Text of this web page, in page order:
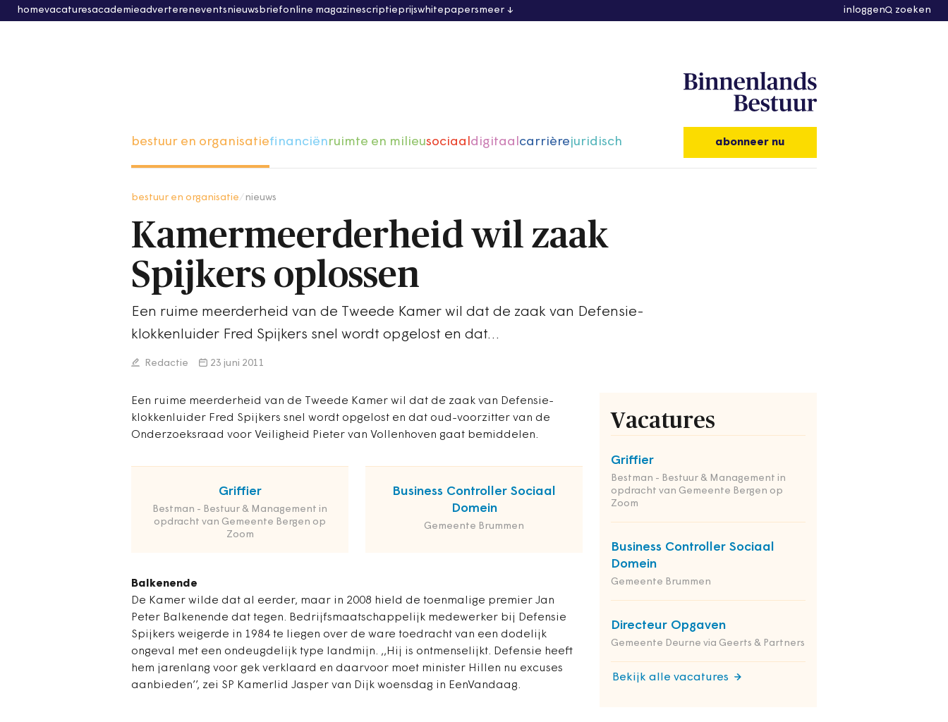
homevacaturesacademieadvertereneventsnieuwsbriefonline magazinescriptieprijswhitepapersmeer inloggen zoeken
bestuur en organisatiefinanciënruimte en milieusociaaldigitaalcarrièrejuridisch abonneer nu
bestuur en organisatie nieuws
Kamermeerderheid wil zaak
Spijkers oplossen
Een ruime meerderheid van de Tweede Kamer wil dat de zaak van Defensie-
klokkenluider Fred Spijkers snel wordt opgelost en dat…
Redactie 23 juni 2011
Een ruime meerderheid van de Tweede Kamer wil dat de zaak van Defensie-
klokkenluider Fred Spijkers snel wordt opgelost en dat oud-voorzitter van de
Onderzoeksraad voor Veiligheid Pieter van Vollenhoven gaat bemiddelen.
Griffier
Bestman - Bestuur & Management in
opdracht van Gemeente Bergen op
Zoom
Business Controller Sociaal
Domein
Gemeente Brummen
Balkenende
De Kamer wilde dat al eerder, maar in 2008 hield de toenmalige premier Jan
Peter Balkenende dat tegen. Bedrijfsmaatschappelijk medewerker bij Defensie
Spijkers weigerde in 1984 te liegen over de ware toedracht van een dodelijk
ongeval met een ondeugdelijk type landmijn. ,,Hij is ontmenselijkt. Defensie heeft
hem jarenlang voor gek verklaard en daarvoor moet minister Hillen nu excuses
aanbieden’’, zei SP Kamerlid Jasper van Dijk woensdag in EenVandaag.
Vacatures
Griffier
Bestman - Bestuur & Management in
opdracht van Gemeente Bergen op
Zoom
Business Controller Sociaal
Domein
Gemeente Brummen
Directeur Opgaven
Gemeente Deurne via Geerts & Partners
Bekijk alle vacatures